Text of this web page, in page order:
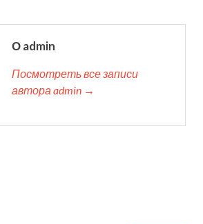
О admin
Посмотреть все записи
автора admin →